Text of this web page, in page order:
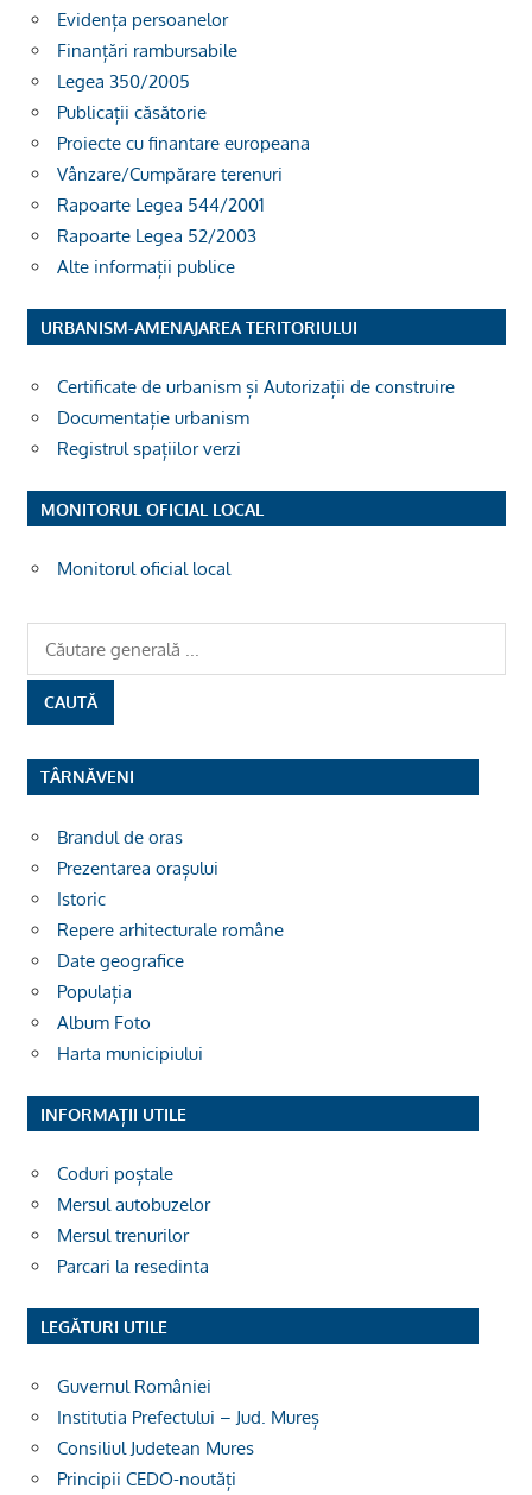
Evidența persoanelor
Finanțări rambursabile
Legea 350/2005
Publicații căsătorie
Proiecte cu finantare europeana
Vânzare/Cumpărare terenuri
Rapoarte Legea 544/2001
Rapoarte Legea 52/2003
Alte informații publice
URBANISM-AMENAJAREA TERITORIULUI
Certificate de urbanism și Autorizații de construire
Documentație urbanism
Registrul spațiilor verzi
MONITORUL OFICIAL LOCAL
Monitorul oficial local
TÂRNĂVENI
Brandul de oras
Prezentarea orașului
Istoric
Repere arhitecturale române
Date geografice
Populația
Album Foto
Harta municipiului
INFORMAȚII UTILE
Coduri poștale
Mersul autobuzelor
Mersul trenurilor
Parcari la resedinta
LEGĂTURI UTILE
Guvernul României
Institutia Prefectului – Jud. Mureș
Consiliul Judetean Mures
Principii CEDO-noutăți